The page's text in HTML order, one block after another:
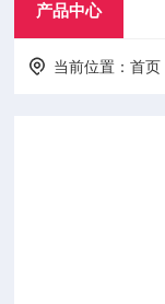
产品中心
当前位置：首页